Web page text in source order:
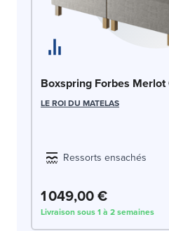
Boxspring Forbes
LE ROI DU MATELAS
Ressorts ensachés
1 049,00 €
Livraison sous 1 à 2 semaines